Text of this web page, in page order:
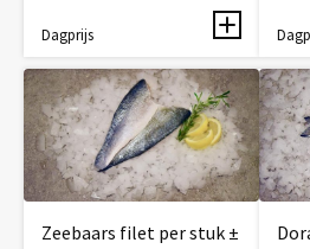
Dagprijs
Zeebaars filet per stuk ±